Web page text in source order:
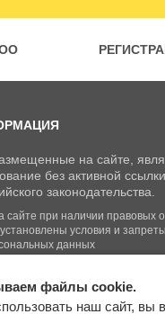
на сайте,
без активной
законодательства.
при наличии правовых
условия и
данных
файлы cookie.
наш сайт,